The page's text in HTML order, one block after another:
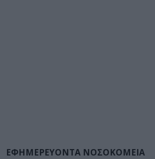
ΕΦΗΜΕΡΕΥΟΝΤΑ ΝΟΣΟΚΟΜΕΙΑ